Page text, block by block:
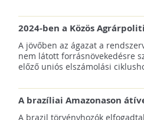
2024-ben a Közös
keretein belül az
pályázatok az elsők között
majd meg
A jövőben az ágazat a
nem látott forrásnövekedésre
előző uniós elszámolási
A brazíliai Amazonason
autópálya robbanásszerű
A brazil törvényhozók